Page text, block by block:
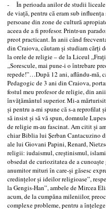
- În perioada anilor de studii liceale
de viaţă, pentru că eram sub
persoane din zone de cultură
aceea de a fi profesor. Printr-un
preot practicant. În anii când
din Craiova, căutam şi studiam cărţi
la orele de religie – de la Liceul
,,Sorescule, mai pune-i o întrebare
repede!”…După 12 ani, aflându-mă,
Pedagogic de 3 ani din Craiova,
fostul meu profesor de religie, din
învăţământul superior. Mi-a
şi pentru a-mi spune că s-a reprofilat
să insist şi să vă spun, domnule
de religie m-au fascinat. Am citit şi
chiar Biblia lui Şerban Cantacuzino
ale lui Giovani Papini, Renard,
religii: iudaismul, creştinismul,
obsedat de curiozitatea de a
anumitor mituri în care-şi găsesc
credinţelor şi ideilor religioase”,
la Gengis-Han”, ambele de Mircea
acum, de la cumpăna mileniilor,
complexe probleme, pentru a